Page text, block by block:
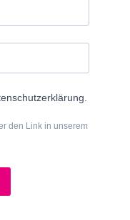
den Link in unserem